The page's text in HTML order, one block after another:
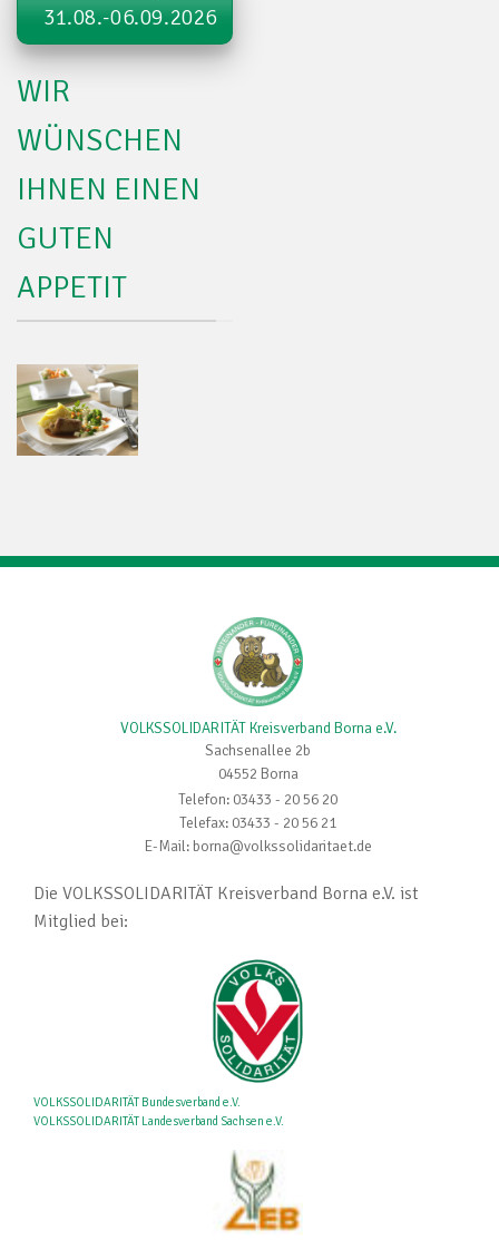
31.08.-06.09.2026
WIR
WÜNSCHEN
IHNEN EINEN
GUTEN
APPETIT
VOLKSSOLIDARITÄT Kreisverband Borna e.V.
Sachsenallee 2b
04552 Borna
Telefon: 03433 - 20 56 20
Telefax: 03433 - 20 56 21
E-Mail: borna@volkssolidaritaet.de
Die VOLKSSOLIDARITÄT Kreisverband Borna e.V. ist
Mitglied bei:
VOLKSSOLIDARITÄT Bundesverband e.V.
VOLKSSOLIDARITÄT Landesverband Sachsen e.V.